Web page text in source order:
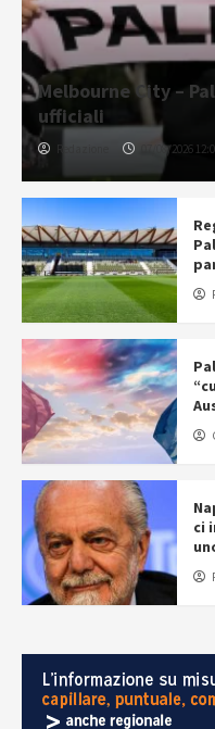
Melbourne City –
ufficiali
07/08/2026
ci